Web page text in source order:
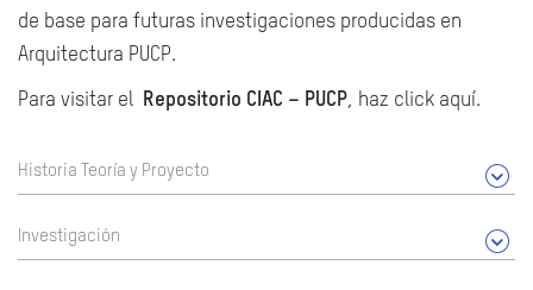
de base para futuras investigaciones producidas en
Arquitectura PUCP.
Para visitar el Repositorio CIAC – PUCP, haz click aquí.
Historia Teoría y Proyecto
Investigación